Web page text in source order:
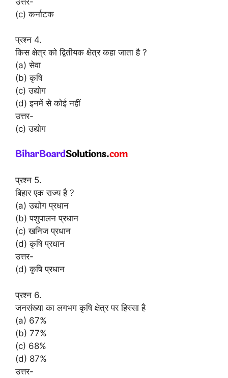
(c) कर्नाटक
प्रश्न 4.
किस क्षेत्र को द्वितीयक क्षेत्र कहा जाता है ?
(a) सेवा
(b) कृषि
(c) उद्योग
(d) इनमें से कोई नहीं
उत्तर-
(c) उद्योग
प्रश्न 5.
बिहार एक राज्य है ?
(a) उद्योग प्रधान
(b) पशुपालन प्रधान
(c) खनिज प्रधान
(d) कृषि प्रधान
उत्तर-
(d) कृषि प्रधान
प्रश्न 6.
जनसंख्या का लगभग कृषि क्षेत्र पर हिस्सा है
(a) 67%
(b) 77%
(c) 68%
(d) 87%
उत्तर-